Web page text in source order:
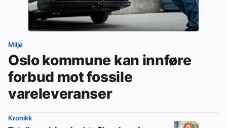
Miljø
Oslo kommune kan innføre
forbud mot fossile
vareleveranser
Kronikk